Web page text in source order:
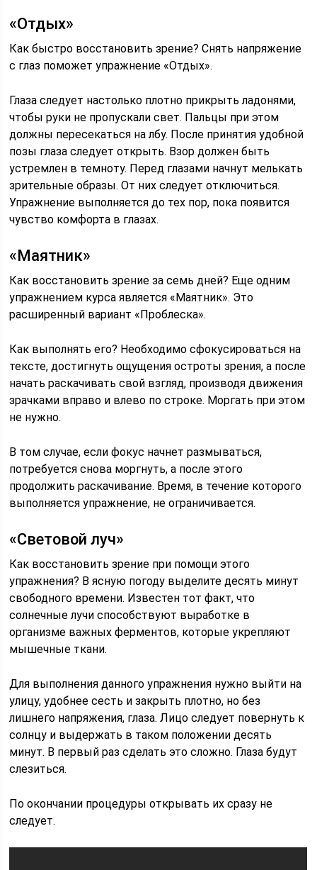
«Отдых»
Как быстро восстановить зрение? Снять напряжение
с глаз поможет упражнение «Отдых».
Глаза следует настолько плотно прикрыть ладонями,
чтобы руки не пропускали свет. Пальцы при этом
должны пересекаться на лбу. После принятия удобной
позы глаза следует открыть. Взор должен быть
устремлен в темноту. Перед глазами начнут мелькать
зрительные образы. От них следует отключиться.
Упражнение выполняется до тех пор, пока появится
чувство комфорта в глазах.
«Маятник»
Как восстановить зрение за семь дней? Еще одним
упражнением курса является «Маятник». Это
расширенный вариант «Проблеска».
Как выполнять его? Необходимо сфокусироваться на
тексте, достигнуть ощущения остроты зрения, а после
начать раскачивать свой взгляд, производя движения
зрачками вправо и влево по строке. Моргать при этом
не нужно.
В том случае, если фокус начнет размываться,
потребуется снова моргнуть, а после этого
продолжить раскачивание. Время, в течение которого
выполняется упражнение, не ограничивается.
«Световой луч»
Как восстановить зрение при помощи этого
упражнения? В ясную погоду выделите десять минут
свободного времени. Известен тот факт, что
солнечные лучи способствуют выработке в
организме важных ферментов, которые укрепляют
мышечные ткани.
Для выполнения данного упражнения нужно выйти на
улицу, удобнее сесть и закрыть плотно, но без
лишнего напряжения, глаза. Лицо следует повернуть к
солнцу и выдержать в таком положении десять
минут. В первый раз сделать это сложно. Глаза будут
слезиться.
По окончании процедуры открывать их сразу не
следует.